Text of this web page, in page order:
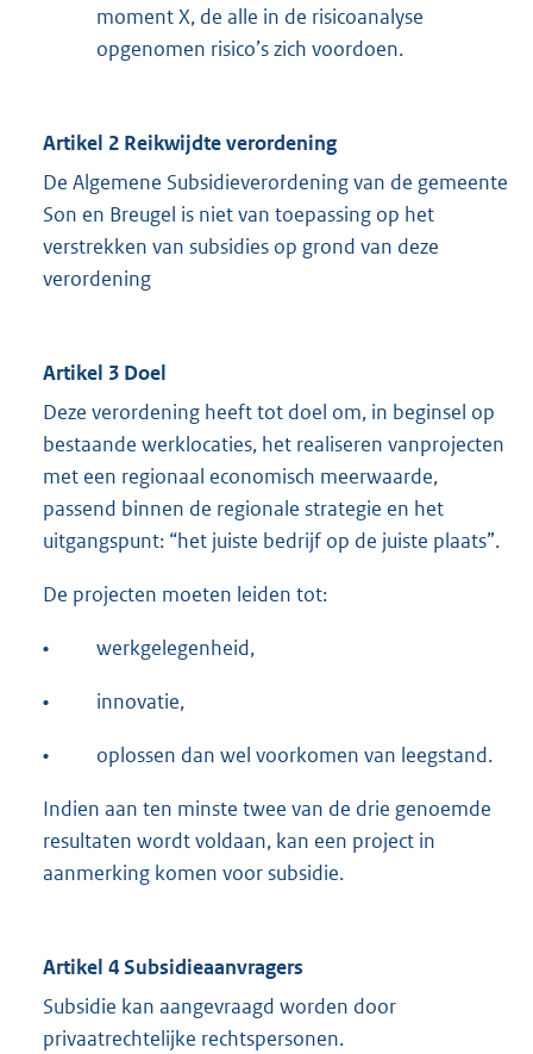
moment X, de alle in de risicoanalyse
opgenomen risico’s zich voordoen.
Artikel 2 Reikwijdte verordening
De Algemene Subsidieverordening van de gemeente
Son en Breugel is niet van toepassing op het
verstrekken van subsidies op grond van deze
verordening
Artikel 3 Doel
Deze verordening heeft tot doel om, in beginsel op
bestaande werklocaties, het realiseren vanprojecten
met een regionaal economisch meerwaarde,
passend binnen de regionale strategie en het
uitgangspunt: “het juiste bedrijf op de juiste plaats”.
De projecten moeten leiden tot:
• werkgelegenheid,
• innovatie,
• oplossen dan wel voorkomen van leegstand.
Indien aan ten minste twee van de drie genoemde
resultaten wordt voldaan, kan een project in
aanmerking komen voor subsidie.
Artikel 4 Subsidieaanvragers
Subsidie kan aangevraagd worden door
privaatrechtelijke rechtspersonen.